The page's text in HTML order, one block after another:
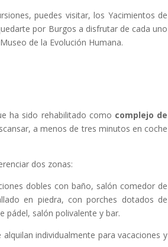
puedes visitar, los Yacimientos de
por Burgos a disfrutar de cada uno
de la Evolución Humana.
ha sido rehabilitado como complejo de
a menos de tres minutos en coche
dos zonas:
dobles con baño, salón comedor de
en piedra, con porches dotados de
pádel, salón polivalente y bar.
individualmente para vacaciones y